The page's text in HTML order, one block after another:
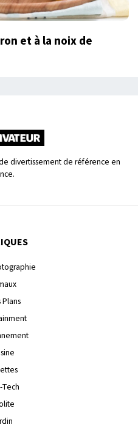
et à la noix de
divertissement de référence en
Plans
Tech